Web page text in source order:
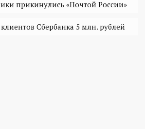
прикинулись «Почтой России»
Сбербанка 5 млн. рублей